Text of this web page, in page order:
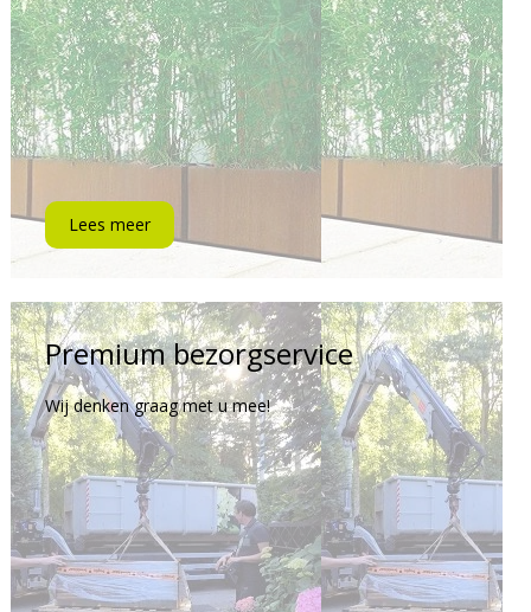
Lees meer
Premium bezorgservice
Wij denken graag met u mee!